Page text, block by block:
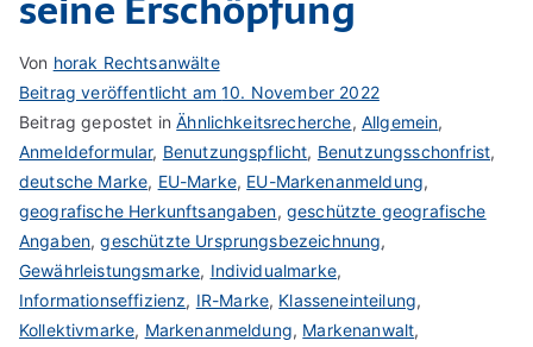
Von horak Rechtsanwälte
Beitrag veröffentlicht am10. November 2022
Beitrag gepostet inÄhnlichkeitsrecherche, Allgemein,
Anmeldeformular, Benutzungspflicht, Benutzungsschonfrist,
deutsche Marke, EU-Marke, EU-Markenanmeldung,
geografische Herkunftsangaben, geschützte geografische
Angaben,geschützte Ursprungsbezeichnung,
Gewährleistungsmarke, Individualmarke,
Informationseffizienz, IR-Marke, Klasseneinteilung,
Kollektivmarke, Markenanmeldung, Markenanwalt,